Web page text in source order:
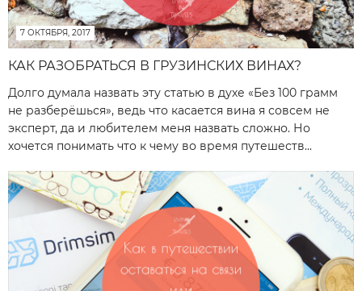
7 ОКТЯБРЯ, 2017
КАК РАЗОБРАТЬСЯ В ГРУЗИНСКИХ ВИНАХ?
Долго думала назвать эту статью в духе «Без 100 грамм
не разберёшься», ведь что касается вина я совсем не
эксперт, да и любителем меня назвать сложно. Но
хочется понимать что к чему во время путешеств...